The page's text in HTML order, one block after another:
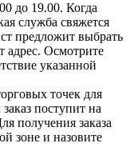
до 19.00. Когда
служба свяжется
предложит выбрать
адрес. Осмотрите
указанной
точек для
поступит на
получения заказа
зоне и назовите